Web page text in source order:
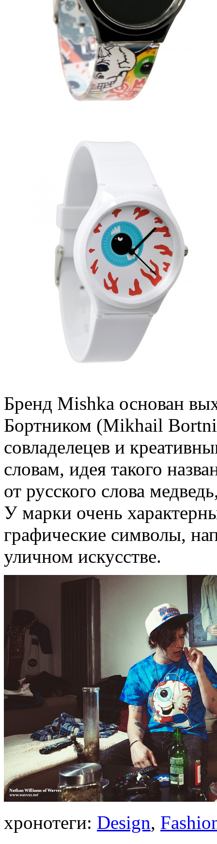
Бренд Mishka основан
Бортником (Mikhail
совладелецев и
словам, идея такого
от русского слова
У марки очень
графические символы,
уличном искусстве.
хронотеги: Design,